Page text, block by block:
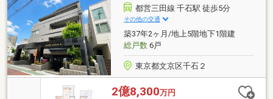
式床暖房システム ・スライド式ビルトイン食洗
機 ・ディスポーザー ・ビルトイン浄水器 ・天井
カセット式エアコン ・浴室暖房乾燥機
都営三田線 千石駅 徒歩5分
その他の交通
築37年2ヶ月/地上5階地下1階建
総戸数6戸
東京都文京区千石２
2億8,300万円